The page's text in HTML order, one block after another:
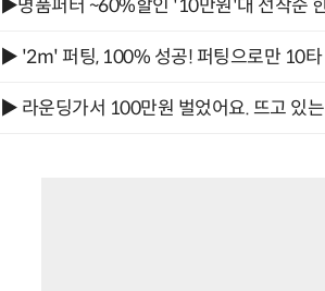
▶명품퍼터 ~60%할인 '10만원'대 선착순
▶ '2m' 퍼팅, 100% 성공! 퍼팅으로만 10타
▶ 라운딩가서 100만원 벌었어요. 뜨고 있